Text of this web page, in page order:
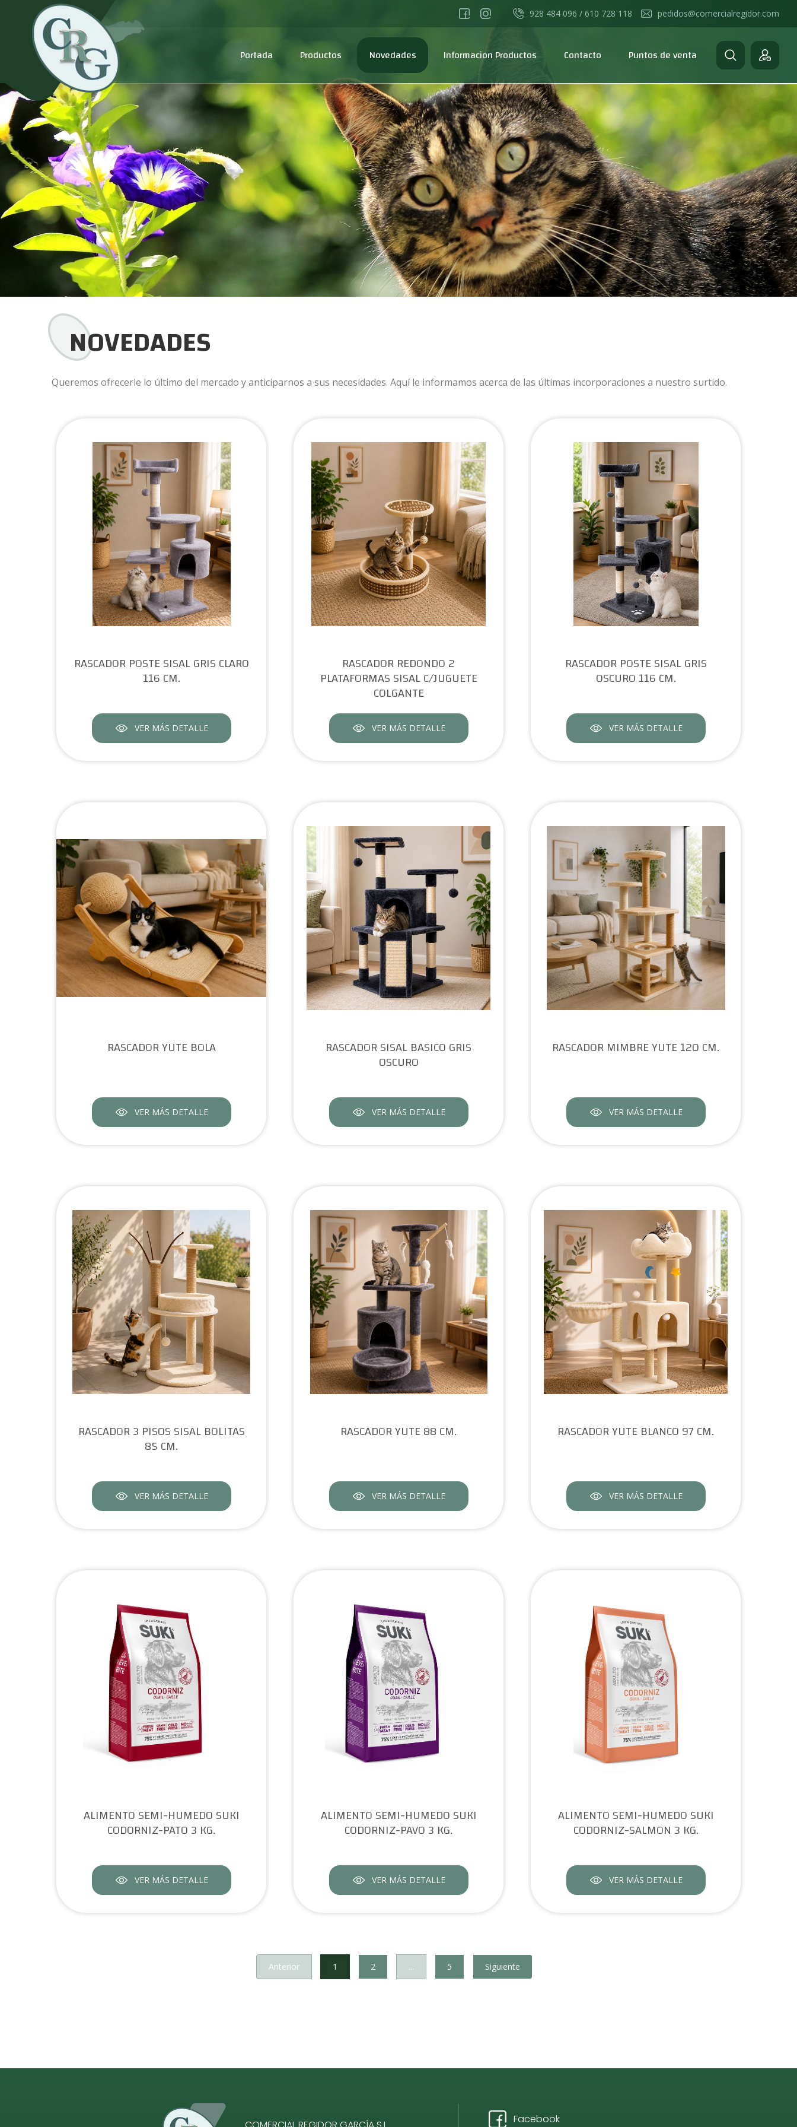
928 484 096 / 610 728 118 pedidos@comercialregidor.com
Portada Productos Novedades Informacion Productos Contacto Puntos de venta
NOVEDADES
Queremos ofrecerle lo último del mercado y anticiparnos a sus necesidades. Aquí le informamos acerca de las últimas incorporaciones a nuestro surtido.
RASCADOR POSTE SISAL GRIS CLARO
116 CM.
VER MÁS DETALLE
RASCADOR REDONDO 2
PLATAFORMAS SISAL C/JUGUETE
COLGANTE
VER MÁS DETALLE
RASCADOR POSTE SISAL GRIS
OSCURO 116 CM.
VER MÁS DETALLE
RASCADOR YUTE BOLA
VER MÁS DETALLE
RASCADOR SISAL BASICO GRIS
OSCURO
VER MÁS DETALLE
RASCADOR MIMBRE YUTE 120 CM.
VER MÁS DETALLE
RASCADOR 3 PISOS SISAL BOLITAS
85 CM.
VER MÁS DETALLE
RASCADOR YUTE 88 CM.
VER MÁS DETALLE
RASCADOR YUTE BLANCO 97 CM.
VER MÁS DETALLE
ALIMENTO SEMI-HUMEDO SUKI
CODORNIZ-PATO 3 KG.
VER MÁS DETALLE
ALIMENTO SEMI-HUMEDO SUKI
CODORNIZ-PAVO 3 KG.
VER MÁS DETALLE
ALIMENTO SEMI-HUMEDO SUKI
CODORNIZ-SALMON 3 KG.
VER MÁS DETALLE
Anterior 1 2 ... 5 Siguiente
Facebook
PRODUCTOS